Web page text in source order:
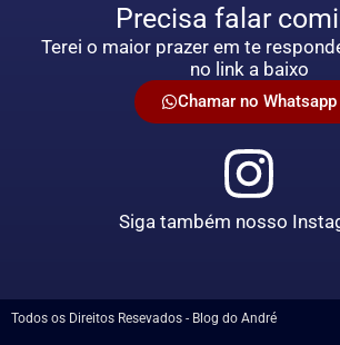
Precisa falar
Terei o maior prazer em te
no link a baixo
Chamar no Whatsapp
Siga também nosso
Todos os Direitos Resevados - Blog do André